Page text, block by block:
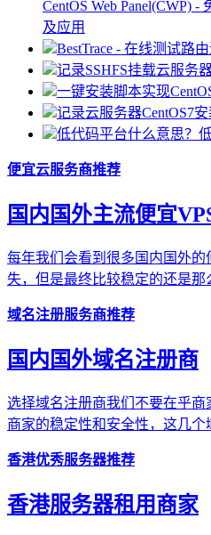
CentOS Web Panel(CWP)
及应用
BestTrace - 在线测试路
记录SSHFS挂载云服务
一键安装脚本实现
记录云服务器CentOS7
低代码平台什么意思？
便宜云服务商推荐
国内国外主流便宜
每年我们会看到很多国内国外的
失，但是最终比较稳定的还是那
域名注册服务商推荐
国内国外域名注册商
选择域名注册商我们不要在乎
商家的稳定性和安全性，这几个
香港优秀服务器推荐
香港服务器租用商家